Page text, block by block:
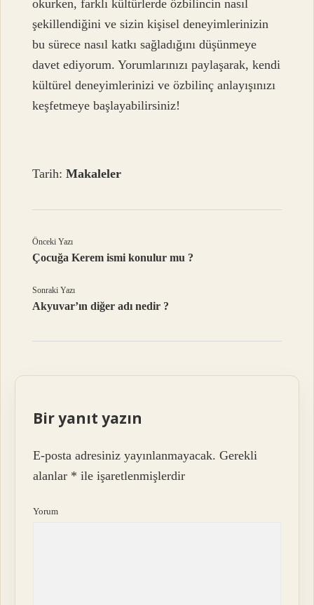
okurken, farklı kültürlerde özbilincin nasıl
şekillendiğini ve sizin kişisel deneyimlerinizin
bu sürece nasıl katkı sağladığını düşünmeye
davet ediyorum. Yorumlarınızı paylaşarak, kendi
kültürel deneyimlerinizi ve özbilinç anlayışınızı
keşfetmeye başlayabilirsiniz!
Tarih:Makaleler
Önceki Yazı
Çocuğa Kerem ismi konulur mu ?
Sonraki Yazı
Akyuvar’ın diğer adı nedir ?
Bir yanıt yazın
E-posta adresiniz yayınlanmayacak. Gerekli
alanlar * ile işaretlenmişlerdir
Yorum